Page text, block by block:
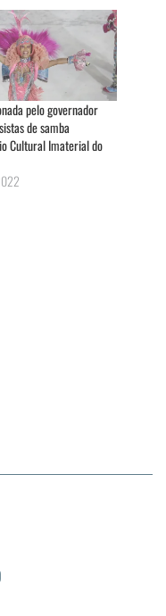
pelo governador
de samba
Cultural Imaterial do